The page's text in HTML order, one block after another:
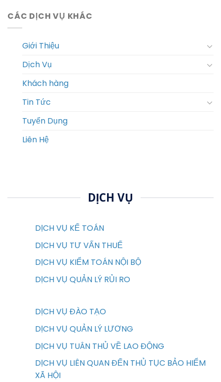
CÁC DỊCH VỤ KHÁC
Giới Thiệu
Dịch Vụ
Khách hàng
Tin Tức
Tuyển Dụng
Liên Hệ
DỊCH VỤ
DỊCH VỤ KẾ TOÁN
DỊCH VỤ TƯ VẤN THUẾ
DỊCH VỤ KIỂM TOÁN NỘI BỘ
DỊCH VỤ QUẢN LÝ RỦI RO
DỊCH VỤ ĐÀO TẠO
DỊCH VỤ QUẢN LÝ LƯƠNG
DỊCH VỤ TUÂN THỦ VỀ LAO ĐỘNG
DỊCH VỤ LIÊN QUAN ĐẾN THỦ TỤC BẢO HIỂM
XÃ HỘI